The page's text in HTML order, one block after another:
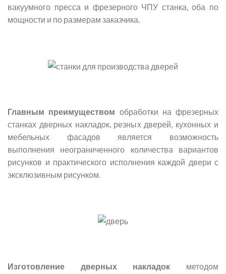
вакуумного пресса и фрезерного ЧПУ станка, оба по
мощности и по размерам заказчика.
Главным преимуществом обработки на фрезерных
станках дверных накладок, резных дверей, кухонных и
мебельных фасадов является возможность
выполнения неограниченного количества вариантов
рисунков и практического исполнения каждой двери с
эксклюзивным рисунком.
Изготовление дверных накладок методом